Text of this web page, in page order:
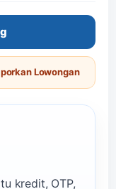
Lowongan
kredit, OTP,